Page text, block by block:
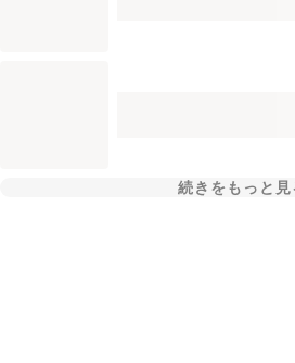
続きをもっと見